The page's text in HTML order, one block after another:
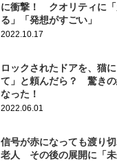
に衝撃！ クオリティに
る」「発想がすごい」
2022.10.17
ロックされたドアを、猫
て」と頼んだら？ 驚きの
なった！
2022.06.01
信号が赤になっても渡り
老人 その後の展開に「